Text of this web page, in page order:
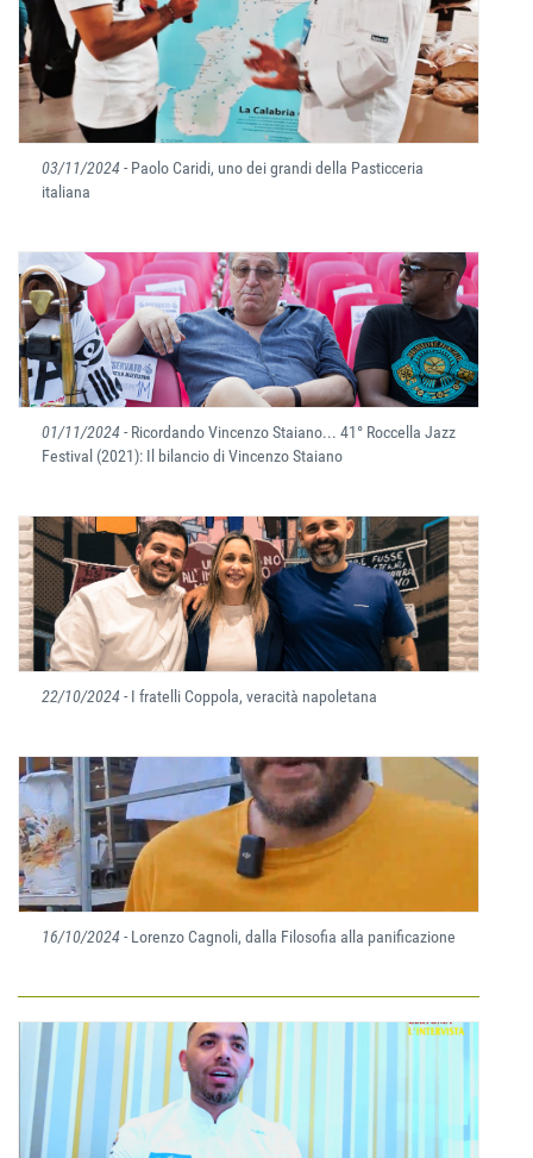
03/11/2024- Paolo Caridi, uno dei grandi della Pasticceria
italiana
01/11/2024- Ricordando Vincenzo Staiano... 41° Roccella Jazz
Festival (2021): Il bilancio di Vincenzo Staiano
22/10/2024- I fratelli Coppola, veracità napoletana
16/10/2024- Lorenzo Cagnoli, dalla Filosofia alla panificazione